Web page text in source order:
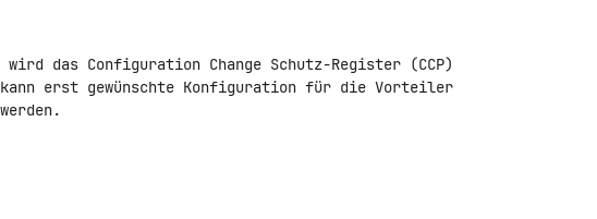
wird das Configuration Change Schutz-Register (CCP)
erst gewünschte Konfiguration für die Vorteiler